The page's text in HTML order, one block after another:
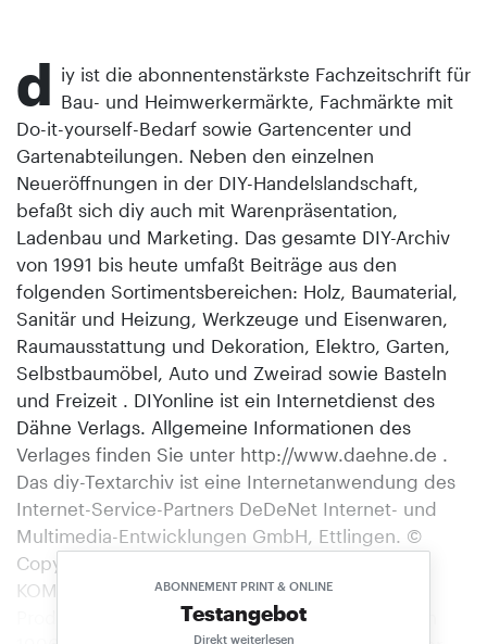
ABONNEMENT PRINT & ONLINE
Testangebot
Direkt weiterlesen
d iy ist die abonnentenstärkste Fachzeitschrift für
Bau- und Heimwerkermärkte, Fachmärkte mit
Do-it-yourself-Bedarf sowie Gartencenter und
Gartenabteilungen. Neben den einzelnen
Neueröffnungen in der DIY-Handelslandschaft,
befaßt sich diy auch mit Warenpräsentation,
Ladenbau und Marketing. Das gesamte DIY-Archiv
von 1991 bis heute umfaßt Beiträge aus den
folgenden Sortimentsbereichen: Holz, Baumaterial,
Sanitär und Heizung, Werkzeuge und Eisenwaren,
Raumausstattung und Dekoration, Elektro, Garten,
Selbstbaumöbel, Auto und Zweirad sowie Basteln
und Freizeit . DIYonline ist ein Internetdienst des
Dähne Verlags. Allgemeine Informationen des
Verlages finden Sie unter http://www.daehne.de .
Das diy-Textarchiv ist eine Internetanwendung des
Internet-Service-Partners DeDeNet Internet- und
Multimedia-Entwicklungen GmbH, Ettlingen. ©
Copyright 1998, Dähne Verlag, Ettlingen.
KOMMENTAR Es geht um das Produkt über den
Produkten Konsumverzicht ohne Ideologie Wenn